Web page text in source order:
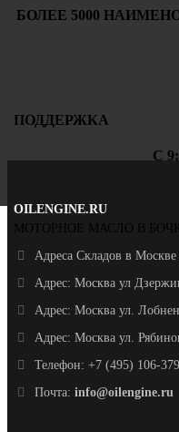
БОЛЕЕ 5000
ПОДДЕРЖКА
С
OILENGINE.RU
МОТОРНОЕ МАСЛО В
Адреса Складов в
Адрес: Москва ул
Адрес: Москва ул.
Адрес: Москва ул.
Телефон: +7 (495) 106-
Почта: info@oilengine.ru